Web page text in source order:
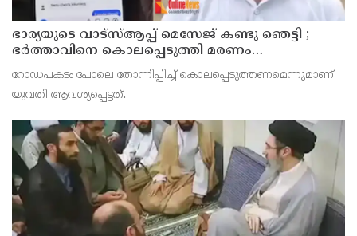
ഭാര്യയുടെ വാട്സ്ആപ്പ് മെസേജ് കണ്ടു ഞെട്ടി ;
ഭര്‍ത്താവിനെ കൊലപ്പെടുത്തി മരണം
റോഡപകടമാക്കി മാറ്റാന്‍ കാമുകനുമായി
പദ്ധതിയിട്ട യുവതിയും സുഹൃത്തും ഒളിവില്‍
റോഡപകടം പോലെ തോന്നിപ്പിച്ച് കൊലപ്പെടുത്തണമെന്നുമാണ്
യുവതി ആവശ്യപ്പെട്ടത്.